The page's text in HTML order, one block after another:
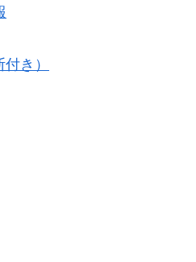
き）